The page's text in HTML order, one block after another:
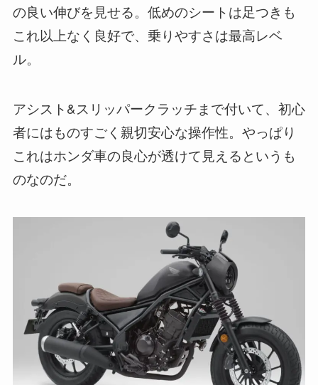
の良い伸びを見せる。低めのシートは足つきも
これ以上なく良好で、乗りやすさは最高レベ
ル。
アシスト&スリッパークラッチまで付いて、初心
者にはものすごく親切安心な操作性。やっぱり
これはホンダ車の良心が透けて見えるというも
のなのだ。